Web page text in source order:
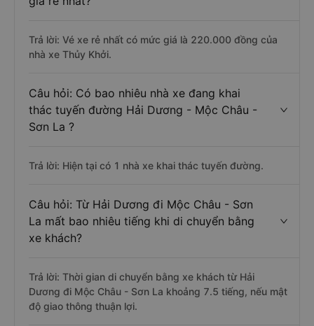
Trả lời: Vé xe rẻ nhất có mức giá là 220.000 đồng của
nhà xe Thủy Khởi.
Câu hỏi: Có bao nhiêu nhà xe đang khai
thác tuyến đường Hải Dương - Mộc Châu -
Sơn La ?
Trả lời: Hiện tại có 1 nhà xe khai thác tuyến đường.
Câu hỏi: Từ Hải Dương đi Mộc Châu - Sơn
La mất bao nhiêu tiếng khi di chuyển bằng
xe khách?
Trả lời: Thời gian di chuyển bằng xe khách từ Hải
Dương đi Mộc Châu - Sơn La khoảng 7.5 tiếng, nếu mật
độ giao thông thuận lợi.